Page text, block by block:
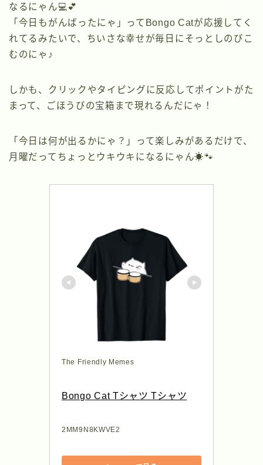
なるにゃん💻💕
「今日もがんばったにゃ」ってBongo Catが応援してく
れてるみたいで、ちいさな幸せが毎日にそっとしのびこ
むのにゃ♪
しかも、クリックやタイピングに反応してポイントがた
まって、ごほうびの宝箱まで現れるんだにゃ！
「今日は何が出るかにゃ？」って楽しみがあるだけで、
月曜だってちょっとウキウキになるにゃん☀️🐾
The Friendly Memes
Bongo Cat Tシャツ Tシャツ
2MM9N8KWVE2